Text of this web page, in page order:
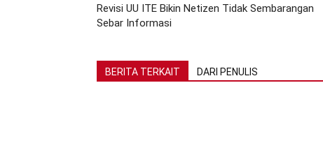
Revisi UU ITE Bikin Netizen Tidak Sembarangan
Sebar Informasi
BERITA TERKAIT DARI PENULIS